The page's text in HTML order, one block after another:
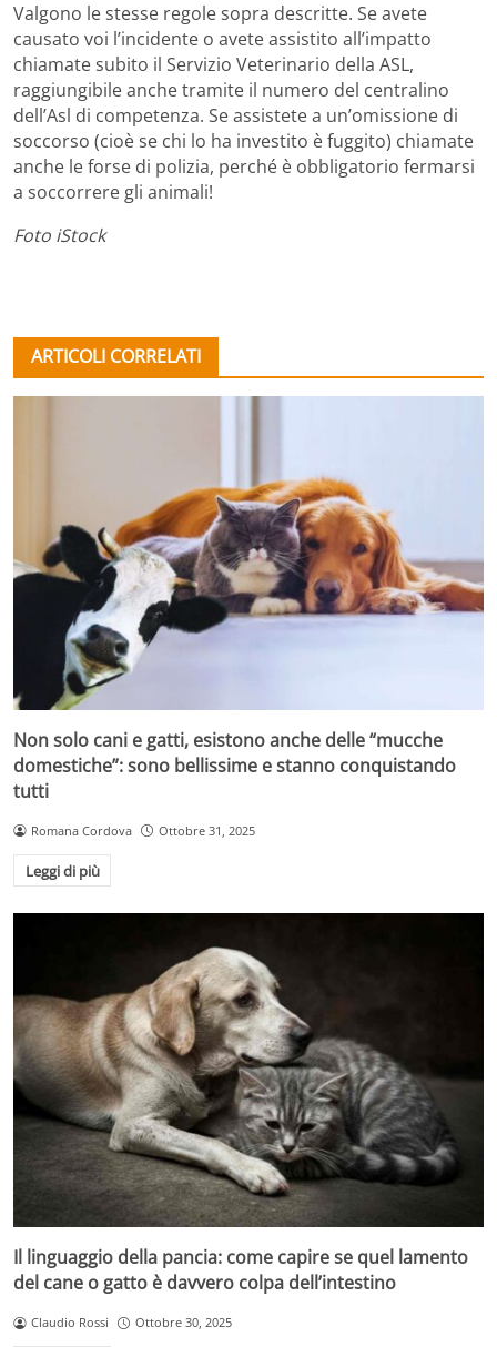
Valgono le stesse regole sopra descritte. Se avete
causato voi l’incidente o avete assistito all’impatto
chiamate subito il Servizio Veterinario della ASL,
raggiungibile anche tramite il numero del centralino
dell’Asl di competenza. Se assistete a un’omissione di
soccorso (cioè se chi lo ha investito è fuggito) chiamate
anche le forse di polizia, perché è obbligatorio fermarsi
a soccorrere gli animali!
Foto iStock
ARTICOLI CORRELATI
Non solo cani e gatti, esistono anche delle “mucche
domestiche”: sono bellissime e stanno conquistando
tutti
Romana Cordova Ottobre 31, 2025
Leggi di più
Il linguaggio della pancia: come capire se quel lamento
del cane o gatto è davvero colpa dell’intestino
Claudio Rossi Ottobre 30, 2025